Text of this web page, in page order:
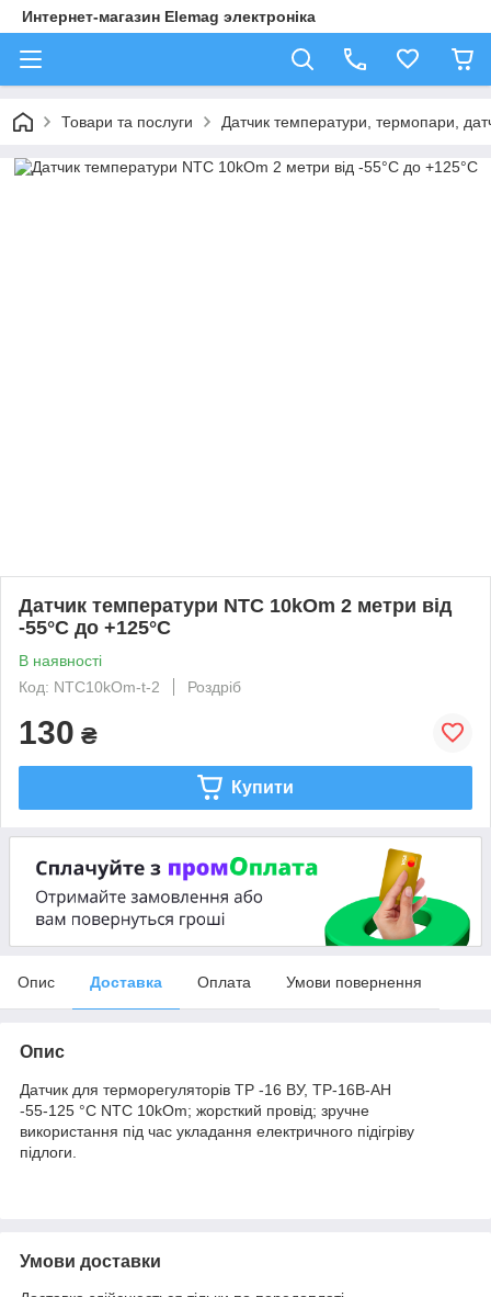
Интернет-магазин Elemag электроніка
Товари та послуги Датчик температури, термопари,
Датчик температури NTC 10kOm 2 метри від
-55°С до +125°С
В наявності
Код: NTC10kOm-t-2
Роздріб
130 ₴
Купити
Опис Доставка Оплата Умови повернення
Опис
Датчик для терморегуляторів ТР -16 ВУ, ТР-16В-АН
-55-125 °С NTC 10kOm; жорсткий провід; зручне
використання під час укладання електричного підігріву
підлоги.
Умови доставки